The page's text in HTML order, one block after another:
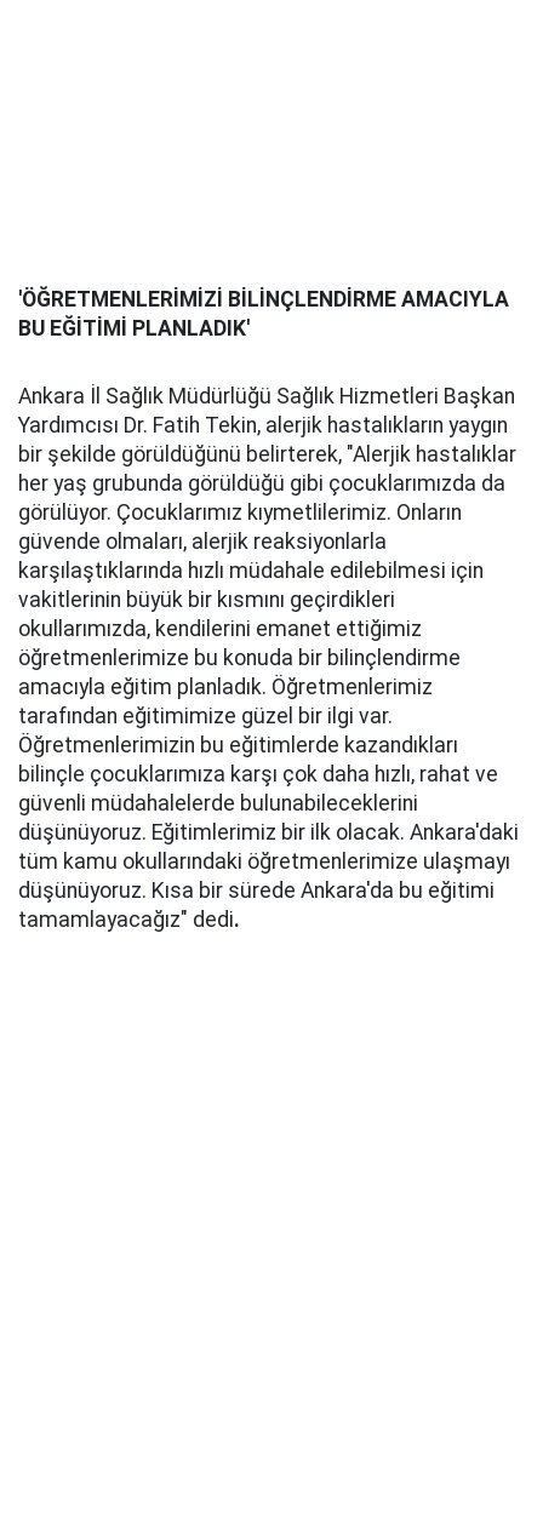
'ÖĞRETMENLERİMİZİ BİLİNÇLENDİRME AMACIYLA
BU EĞİTİMİ PLANLADIK'
Ankara İl Sağlık Müdürlüğü Sağlık Hizmetleri Başkan
Yardımcısı Dr. Fatih Tekin, alerjik hastalıkların yaygın
bir şekilde görüldüğünü belirterek, "Alerjik hastalıklar
her yaş grubunda görüldüğü gibi çocuklarımızda da
görülüyor. Çocuklarımız kıymetlilerimiz. Onların
güvende olmaları, alerjik reaksiyonlarla
karşılaştıklarında hızlı müdahale edilebilmesi için
vakitlerinin büyük bir kısmını geçirdikleri
okullarımızda, kendilerini emanet ettiğimiz
öğretmenlerimize bu konuda bir bilinçlendirme
amacıyla eğitim planladık. Öğretmenlerimiz
tarafından eğitimimize güzel bir ilgi var.
Öğretmenlerimizin bu eğitimlerde kazandıkları
bilinçle çocuklarımıza karşı çok daha hızlı, rahat ve
güvenli müdahalelerde bulunabileceklerini
düşünüyoruz. Eğitimlerimiz bir ilk olacak. Ankara'daki
tüm kamu okullarındaki öğretmenlerimize ulaşmayı
düşünüyoruz. Kısa bir sürede Ankara'da bu eğitimi
tamamlayacağız" dedi.